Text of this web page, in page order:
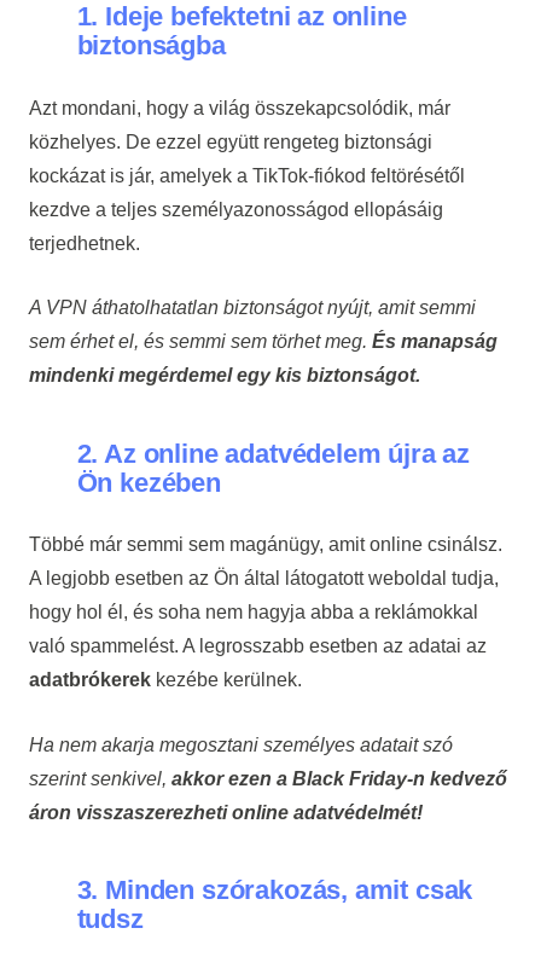
1. Ideje befektetni az online
biztonságba
Azt mondani, hogy a világ összekapcsolódik, már
közhelyes. De ezzel együtt rengeteg biztonsági
kockázat is jár, amelyek a TikTok-fiókod feltörésétől
kezdve a teljes személyazonosságod ellopásáig
terjedhetnek.
A VPN áthatolhatatlan biztonságot nyújt, amit semmi
sem érhet el, és semmi sem törhet meg. És manapság
mindenki megérdemel egy kis biztonságot.
2. Az online adatvédelem újra az
Ön kezében
Többé már semmi sem magánügy, amit online csinálsz.
A legjobb esetben az Ön által látogatott weboldal tudja,
hogy hol él, és soha nem hagyja abba a reklámokkal
való spammelést. A legrosszabb esetben az adatai az
adatbrókerekkezébe kerülnek.
Ha nem akarja megosztani személyes adatait szó
szerint senkivel, akkor ezen a Black Friday-n kedvező
áron visszaszerezheti online adatvédelmét!
3. Minden szórakozás, amit csak
tudsz